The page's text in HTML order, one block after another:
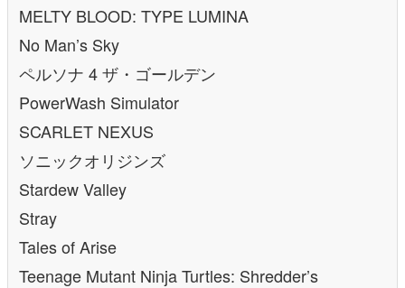
MELTY BLOOD: TYPE LUMINA
No Man’s Sky
ペルソナ 4 ザ・ゴールデン
PowerWash Simulator
SCARLET NEXUS
ソニックオリジンズ
Stardew Valley
Stray
Tales of Arise
Teenage Mutant Ninja Turtles: Shredder’s